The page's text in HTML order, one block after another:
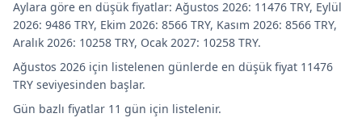
Aylara göre en düşük fiyatlar: Ağustos 2026: 11476 TRY, Eylül
2026: 9486 TRY, Ekim 2026: 8566 TRY, Kasım 2026: 8566 TRY,
Aralık 2026: 10258 TRY, Ocak 2027: 10258 TRY.
Ağustos 2026 için listelenen günlerde en düşük fiyat 11476
TRY seviyesinden başlar.
Gün bazlı fiyatlar 11 gün için listelenir.